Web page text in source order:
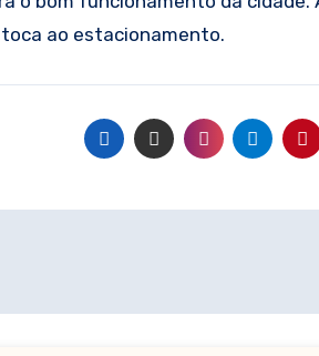
ao estacionamento.